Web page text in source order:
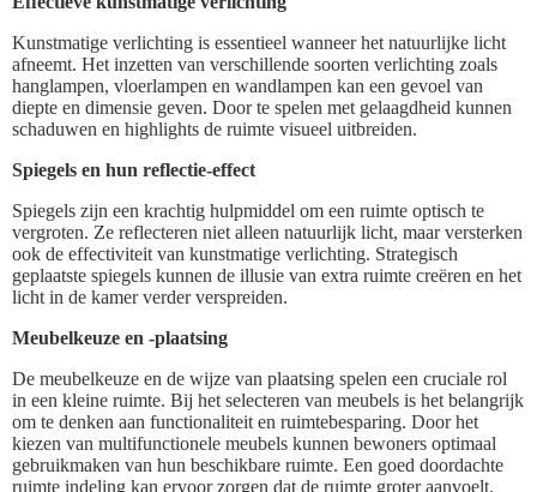
Kunstmatige verlichting is essentieel wanneer het natuurlijke licht
afneemt. Het inzetten van verschillende soorten verlichting zoals
hanglampen, vloerlampen en wandlampen kan een gevoel van
diepte en dimensie geven. Door te spelen met gelaagdheid kunnen
schaduwen en highlights de ruimte visueel uitbreiden.
Spiegels en hun reflectie-effect
Spiegels zijn een krachtig hulpmiddel om een ruimte optisch te
vergroten. Ze reflecteren niet alleen natuurlijk licht, maar versterken
ook de effectiviteit van kunstmatige verlichting. Strategisch
geplaatste spiegels kunnen de illusie van extra ruimte creëren en het
licht in de kamer verder verspreiden.
Meubelkeuze en -plaatsing
De meubelkeuze en de wijze van plaatsing spelen een cruciale rol
in een kleine ruimte. Bij het selecteren van meubels is het belangrijk
om te denken aan functionaliteit en ruimtebesparing. Door het
kiezen van multifunctionele meubels kunnen bewoners optimaal
gebruikmaken van hun beschikbare ruimte. Een goed doordachte
ruimte indeling kan ervoor zorgen dat de ruimte groter aanvoelt.